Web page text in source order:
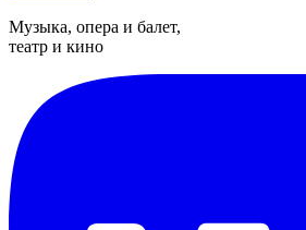
Музыка, опера и балет,
театр и кино